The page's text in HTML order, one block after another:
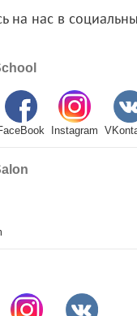
на нас в
Instagram